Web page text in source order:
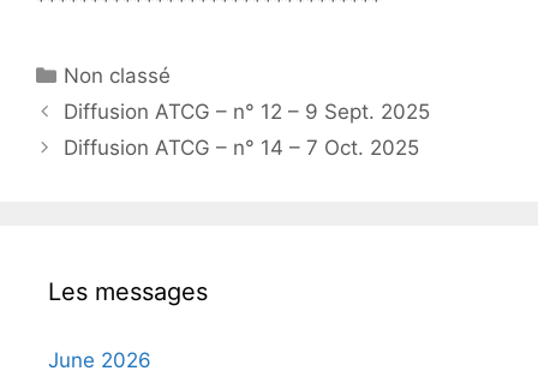
Categories
Non classé
Diffusion ATCG – n° 12 – 9 Sept. 2025
Diffusion ATCG – n° 14 – 7 Oct. 2025
Les messages
June 2026